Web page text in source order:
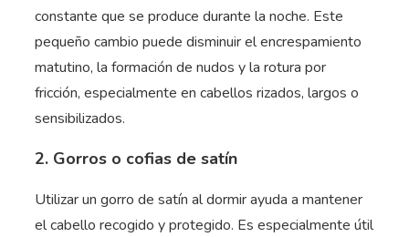
constante que se produce durante la noche. Este
pequeño cambio puede disminuir el encrespamiento
matutino, la formación de nudos y la rotura por
fricción, especialmente en cabellos rizados, largos o
sensibilizados.
2. Gorros o cofias de satín
Utilizar un gorro de satín al dormir ayuda a mantener
el cabello recogido y protegido. Es especialmente útil